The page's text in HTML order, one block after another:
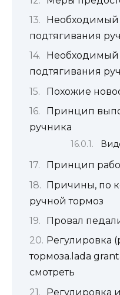
Необходимый
подтягивания
Необходимый
подтягивания
Похожие
Принцип
ручника
Принцип
Причины, по
ручной тормоз
Провал
Регулировка
тормоза.lada
смотреть
Регулировка